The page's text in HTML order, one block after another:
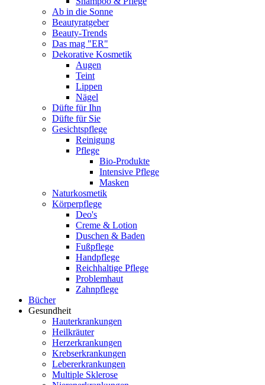
Ab in die Sonne
Beautyratgeber
Beauty-Trends
Das mag "ER"
Dekorative Kosmetik
Augen
Teint
Lippen
Nägel
Düfte für Ihn
Düfte für Sie
Gesichtspflege
Reinigung
Pflege
Bio-Produkte
Intensive Pflege
Masken
Naturkosmetik
Körperpflege
Deo's
Creme & Lotion
Duschen & Baden
Fußpflege
Handpflege
Reichhaltige Pflege
Problemhaut
Zahnpflege
Bücher
Gesundheit
Hauterkrankungen
Heilkräuter
Herzerkrankungen
Krebserkrankungen
Lebererkrankungen
Multiple Sklerose